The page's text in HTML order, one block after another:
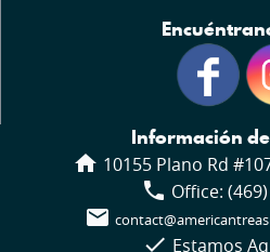
Información
home 10155 Plano Rd
local_phone Office:
mail
check Estamos